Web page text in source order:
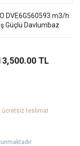
DVE6G560593 m3/h
Güçlü Davlumbaz
TL
ücretsiz teslimat